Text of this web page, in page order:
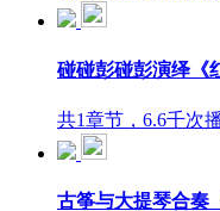
碰碰彭碰彭演绎《
共1章节，6.6千次
古筝与大提琴合奏